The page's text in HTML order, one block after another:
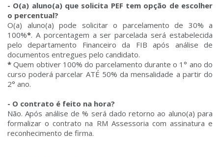
- O(a) aluno(a) que solicita PEF tem opção de escolher
o percentual?
O(a) aluno(a) pode solicitar o parcelamento de 30% a
100%*. A porcentagem a ser parcelada será estabelecida
pelo departamento Financeiro da FIB após análise de
documentos entregues pelo candidato.
*Quem obtiver 100% do parcelamento durante o 1° ano do
curso poderá parcelar ATÉ 50% da mensalidade a partir do
2° ano.
- O contrato é feito na hora?
Não. Após análise de % será dado retorno ao aluno(a) para
formalizar o contrato na RM Assessoria com assinatura e
reconhecimento de firma.